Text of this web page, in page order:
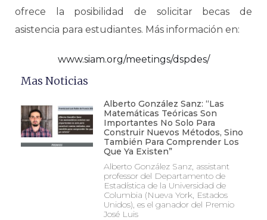
ofrece la posibilidad de solicitar becas de
asistencia para estudiantes. Más información en:
www.siam.org/meetings/dspdes/
Mas Noticias
Alberto González Sanz: “Las
Matemáticas Teóricas Son
Importantes No Solo Para
Construir Nuevos Métodos, Sino
También Para Comprender Los
Que Ya Existen”
Alberto González Sanz, assistant
professor del Departamento de
Estadística de la Universidad de
Columbia (Nueva York, Estados
Unidos), es el ganador del Premio
José Luis